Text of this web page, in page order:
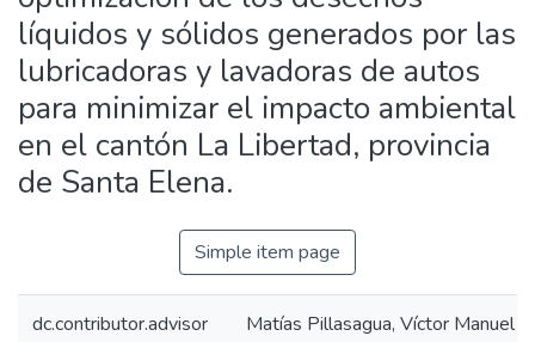
líquidos y sólidos generados por las
lubricadoras y lavadoras de autos
para minimizar el impacto ambiental
en el cantón La Libertad, provincia
de Santa Elena.
Simple item page
dc.contributor.advisor Matías Pillasagua, Víctor Manuel